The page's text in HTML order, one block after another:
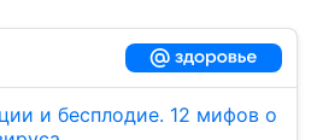
и бесплодие. 12 мифов о